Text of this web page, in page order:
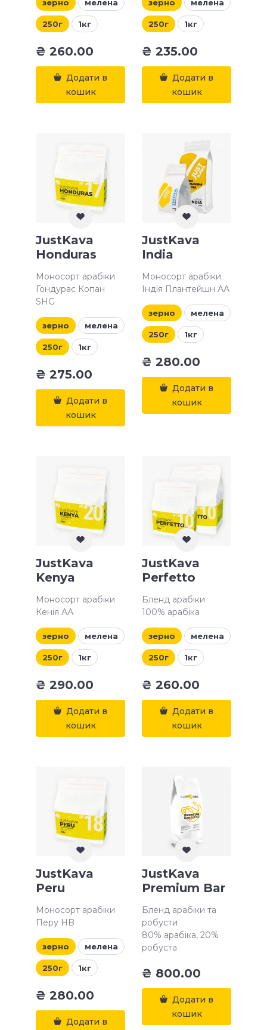
зерно мелена
250г 1кг
₴ 260.00
Додати в
кошик
зерно мелена
250г 1кг
₴ 235.00
Додати в
кошик
JustKava
Honduras
Моносорт арабіки
Гондурас Копан
SHG
зерно мелена
250г 1кг
₴ 275.00
Додати в
кошик
JustKava
India
Моносорт арабіки
Індія Плантейшн АА
зерно мелена
250г 1кг
₴ 280.00
Додати в
кошик
JustKava
Kenya
Моносорт арабіки
Кенія АА
зерно мелена
250г 1кг
₴ 290.00
Додати в
кошик
JustKava
Perfetto
Бленд арабіки
100% арабіка
зерно мелена
250г 1кг
₴ 260.00
Додати в
кошик
JustKava
Peru
Моносорт арабіки
Перу HB
зерно мелена
250г 1кг
₴ 280.00
Додати в
JustKava
Premium Bar
Бленд арабіки та
робусти
80% арабіка, 20%
робуста
₴ 800.00
Додати в
кошик